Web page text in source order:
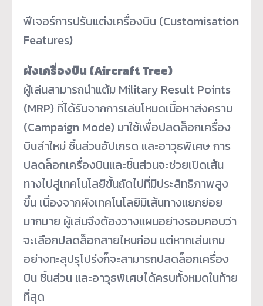
ฟีเจอร์การปรับแต่งเครื่องบิน (Customisation
Features)
ผังเครื่องบิน (Aircraft Tree)
ผู้เล่นสามารถนำแต้ม Military Result Points
(MRP) ที่ได้รับจากการเล่นโหมดเนื้อหาส่งคราม
(Campaign Mode) มาใช้เพื่อปลดล็อกเครื่อง
บินลำใหม่ ชิ้นส่วนอัปเกรด และอาวุธพิเศษ การ
ปลดล็อกเครื่องบินและชิ้นส่วนจะช่วยเปิดเส้น
ทางไปสู่เทคโนโลยีขั้นถัดไปที่มีประสิทธิภาพสูง
ขึ้น เนื่องจากผังเทคโนโลยีมีเส้นทางแยกย่อย
มากมาย ผู้เล่นจึงต้องวางแผนอย่างรอบคอบว่า
จะเลือกปลดล็อกสายไหนก่อน แต่หากเล่นเกม
อย่างทะลุปรุโปร่งก็จะสามารถปลดล็อกเครื่อง
บิน ชิ้นส่วน และอาวุธพิเศษได้ครบทั้งหมดในท้าย
ที่สุด